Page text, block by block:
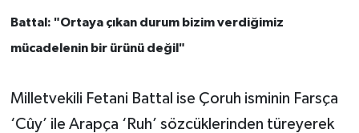
Battal: "Ortaya çıkan durum bizim verdiğimiz
mücadelenin bir ürünü değil"
Milletvekili Fetani Battal ise Çoruh isminin Farsça
‘Cûy’ ile Arapça ‘Ruh’ sözcüklerinden türeyerek